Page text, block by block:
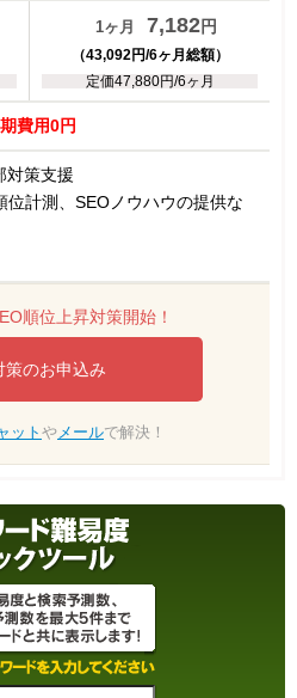
1ヶ月 7,182円
（43,092円/6ヶ月総額）
定価47,880円/6ヶ月
費用0円
対策支援
位計測、SEOノウハウの提供な
順位上昇対策開始！
策のお申込み
ット やメールで解決！